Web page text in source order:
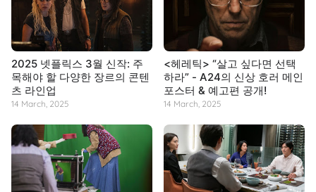
2025 넷플릭스 3월 신작: 주
목해야 할 다양한 장르의 콘텐
츠 라인업
14 March, 2025
<헤레틱> “살고 싶다면 선택
하라” - A24의 신상 호러 메인
포스터 & 예고편 공개!
14 March, 2025